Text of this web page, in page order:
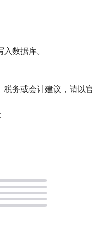
数据库。
务或会计建议，请以